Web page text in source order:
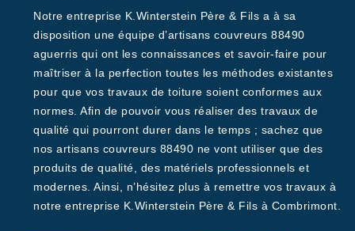
Notre entreprise K.Winterstein Père & Fils a à sa
disposition une équipe d’artisans couvreurs 88490
aguerris qui ont les connaissances et savoir-faire pour
maîtriser à la perfection toutes les méthodes existantes
pour que vos travaux de toiture soient conformes aux
normes. Afin de pouvoir vous réaliser des travaux de
qualité qui pourront durer dans le temps ; sachez que
nos artisans couvreurs 88490 ne vont utiliser que des
produits de qualité, des matériels professionnels et
modernes. Ainsi, n’hésitez plus à remettre vos travaux à
notre entreprise K.Winterstein Père & Fils à Combrimont.